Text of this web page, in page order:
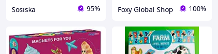
Sosiska 95% Foxy Global Shop 100%